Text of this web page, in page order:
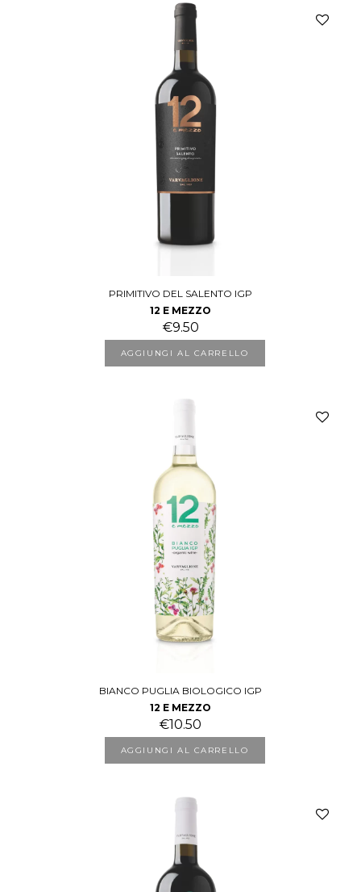
PRIMITIVO DEL SALENTO IGP
12 E MEZZO
€9.50
AGGIUNGI AL CARRELLO
BIANCO PUGLIA BIOLOGICO IGP
12 E MEZZO
€10.50
AGGIUNGI AL CARRELLO